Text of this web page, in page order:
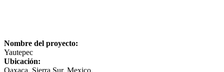
Nombre del proyecto:
Yautepec
Ubicación: